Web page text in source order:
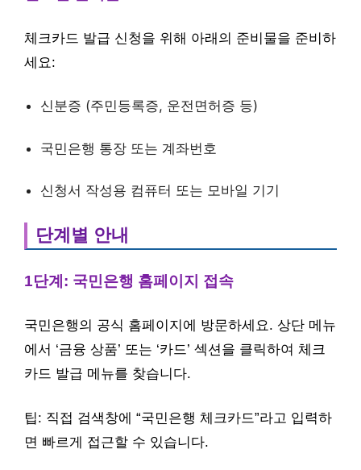
체크카드 발급 신청을 위해 아래의 준비물을 준비하
세요:
신분증 (주민등록증, 운전면허증 등)
국민은행 통장 또는 계좌번호
신청서 작성용 컴퓨터 또는 모바일 기기
단계별 안내
1단계: 국민은행 홈페이지 접속
국민은행의 공식 홈페이지에 방문하세요. 상단 메뉴
에서 ‘금융 상품’ 또는 ‘카드’ 섹션을 클릭하여 체크
카드 발급 메뉴를 찾습니다.
팁: 직접 검색창에 “국민은행 체크카드”라고 입력하
면 빠르게 접근할 수 있습니다.